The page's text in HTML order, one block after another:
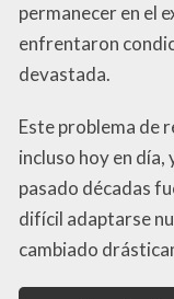
permanecer en el
enfrentaron
devastada.
Este problema de
incluso hoy en
pasado décadas
difícil adaptarse
cambiado